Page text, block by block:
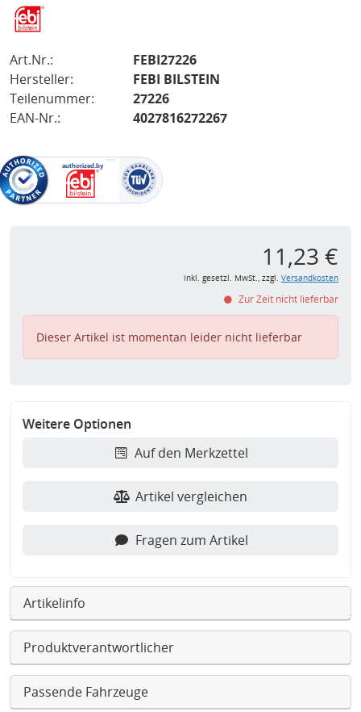
Art.Nr.:
FEBI27226
Hersteller:
FEBI BILSTEIN
Teilenummer:
27226
EAN-Nr.:
4027816272267
11,23 €
inkl. gesetzl. MwSt., zzgl. Versandkosten
Zur Zeit nicht lieferbar
Dieser Artikel ist momentan leider nicht lieferbar
Weitere Optionen
Auf den Merkzettel
Artikel vergleichen
Fragen zum Artikel
Artikelinfo
Produktverantwortlicher
Passende Fahrzeuge